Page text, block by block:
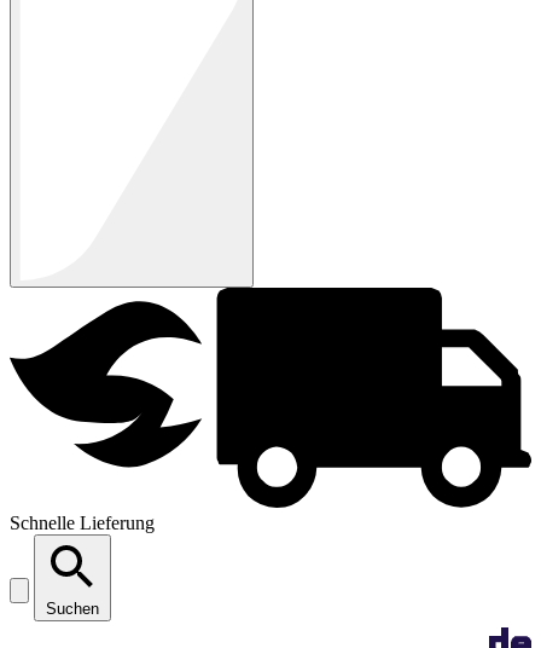
Schnelle Lieferung
Suchen